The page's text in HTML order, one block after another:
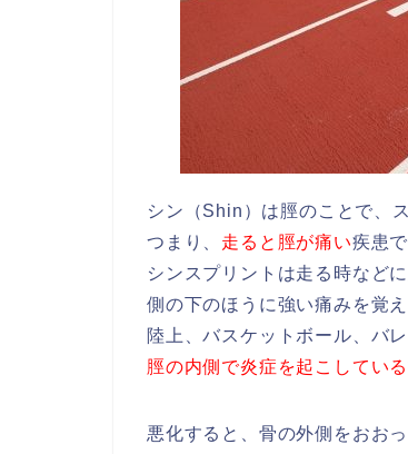
シン（Shin）は脛のことで、
つまり、 走ると脛が痛い疾患で
シンスプリントは走る時など
側の下のほうに強い痛みを覚
陸上、バスケットボール、バ
脛の内側で炎症を起こしてい
悪化すると、骨の外側をおお